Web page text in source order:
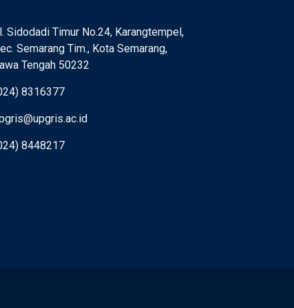
Sidodadi Timur No.24, Karangtempel,
Semarang Tim., Kota Semarang,
Tengah 50232
8316377
8448217